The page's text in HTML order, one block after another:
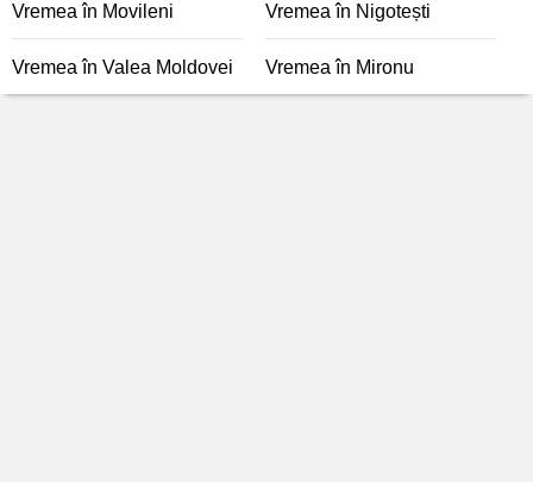
Vremea în Movileni Vremea în Nigotești
Vremea în Valea Moldovei Vremea în Mironu